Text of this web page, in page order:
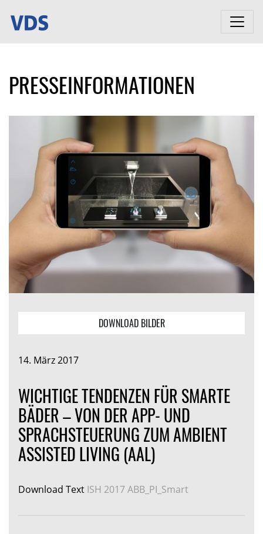
PRESSEINFORMATIONEN
DOWNLOAD BILDER
14. März 2017
WICHTIGE TENDENZEN FÜR SMARTE
BÄDER – VON DER APP- UND
SPRACHSTEUERUNG ZUM AMBIENT
ASSISTED LIVING (AAL)
Download Text ISH 2017 ABB_PI_Smart